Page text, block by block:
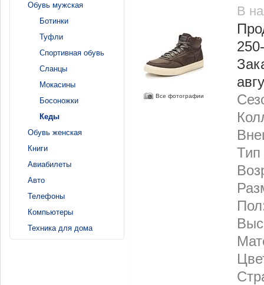
Все фотографии
В
Тип
Обувь мужская
Ботинки
Туфли
Спортивная обувь
Сланцы
Мокасины
Босоножки
Кеды
Обувь женская
Книги
Авиабилеты
Авто
Телефоны
Компьютеры
Техника для дома